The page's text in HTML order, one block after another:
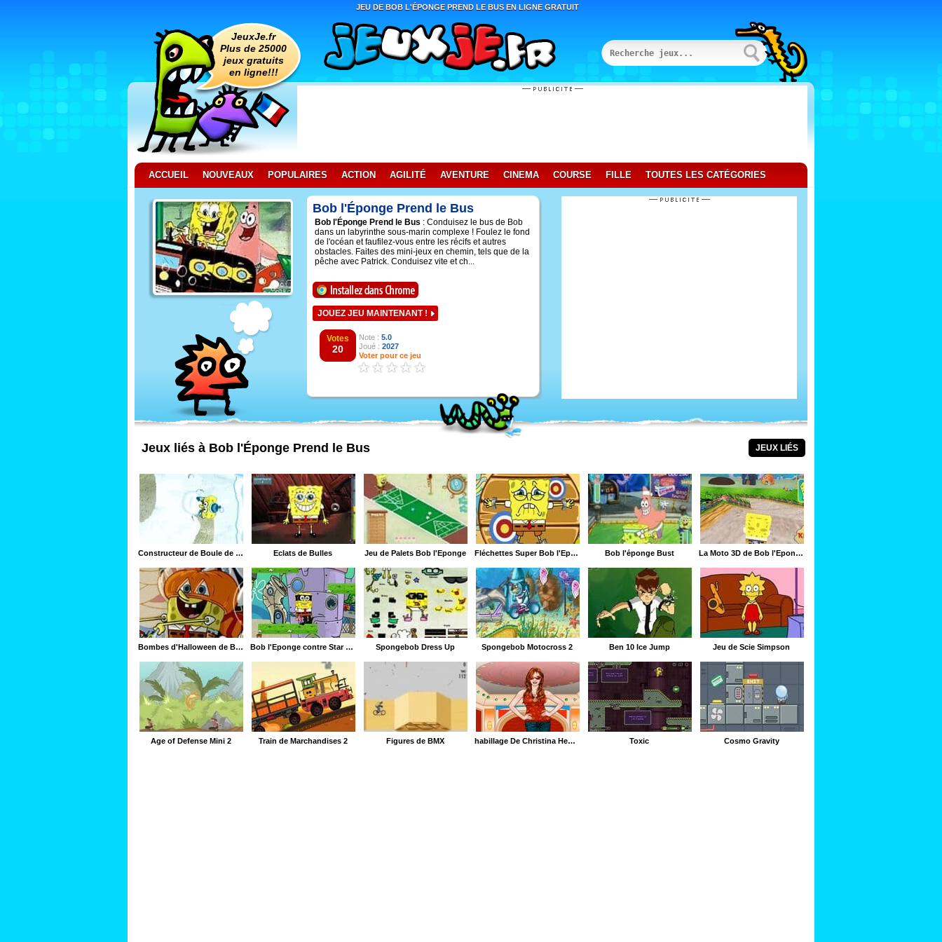
JEU DE BOB L'ÉPONGE PREND LE BUS EN LIGNE GRATUIT
JeuxJe.fr
Plus de 25000
jeux gratuits
en ligne!!!
ACCUEIL NOUVEAUX POPULAIRES ACTION AGILITÉ AVENTURE CINEMA COURSE FILLE TOUTES LES CATÉGORIES
Bob l'Éponge Prend le Bus
Bob l'Éponge Prend le Bus : Conduisez le bus de Bob
dans un labyrinthe sous-marin complexe ! Foulez le fond
de l'océan et faufilez-vous entre les récifs et autres
obstacles. Faites des mini-jeux en chemin, tels que de la
pêche avec Patrick. Conduisez vite et ch...
JOUEZ JEU MAINTENANT !
Votes
20
Note : 5.0
Joué : 2027
Voter pour ce jeu
Jeux liés à Bob l'Éponge Prend le Bus JEUX LIÉS
Constructeur de Boule de Neige Éclats de Bulles Jeu de Palets Bob l'Éponge Fléchettes Super Bob l'Éponge Bob l'éponge Bust La Moto 3D de Bob l'Éponge
Bombes d'Halloween de Bob L'éponge Bob l'Éponge contre Star Gank Spongebob Dress Up Spongebob Motocross 2 Ben 10 Ice Jump Jeu de Scie Simpson
Age of Defense Mini 2 Train de Marchandises 2 Figures de BMX habillage De Christina Hendricks Toxic Cosmo Gravity